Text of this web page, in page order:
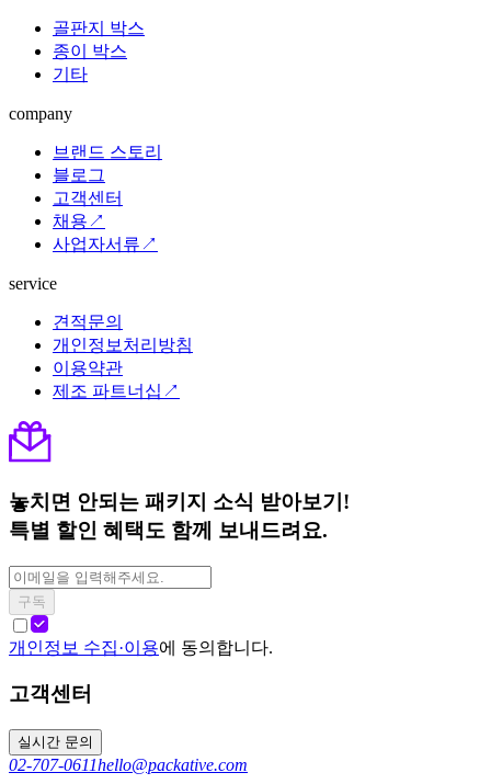
골판지 박스
종이 박스
기타
company
브랜드 스토리
블로그
고객센터
채용↗
사업자서류↗
service
견적문의
개인정보처리방침
이용약관
제조 파트너십↗
놓치면 안되는 패키지 소식 받아보기!
특별 할인 혜택도 함께 보내드려요.
구독
개인정보 수집·이용에 동의합니다.
고객센터
실시간 문의
02-707-0611hello@packative.com